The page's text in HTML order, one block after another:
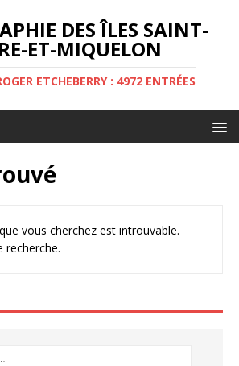
DES ÎLES SAINT-
ET-MIQUELON
ETCHEBERRY : 4972 ENTRÉES
vous cherchez est introuvable.
recherche.